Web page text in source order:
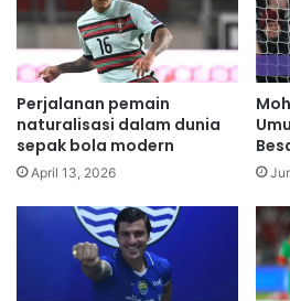
Perjalanan pemain
naturalisasi dalam dunia
sepak bola modern
April 13, 2026